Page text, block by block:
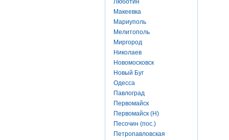
Люботин
Макеевка
Мариуполь
Мелитополь
Миргород
Николаев
Новомосковск
Новый Буг
Одесса
Павлоград
Первомайск
Первомайск (Н)
Песочин (пос.)
Петропавловская